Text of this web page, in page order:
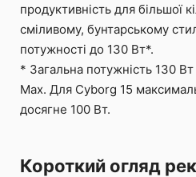
продуктивність для більшої
сміливому, бунтарському
потужності до 130 Вт*.
* Загальна потужність 130
Max. Для Cyborg 15
досягне 100 Вт.
Короткий огляд